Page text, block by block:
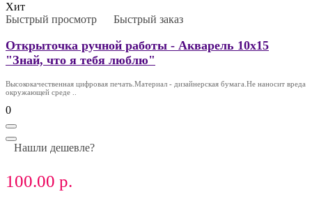
Хит
Быстрый просмотр
Быстрый заказ
Открыточка ручной работы - Акварель 10х15
"Знай, что я тебя люблю"
Высококачественная цифровая печать.Материал - дизайнерская бумага.Не наносит вреда
окружающей среде ..
0
Нашли дешевле?
100.00 р.